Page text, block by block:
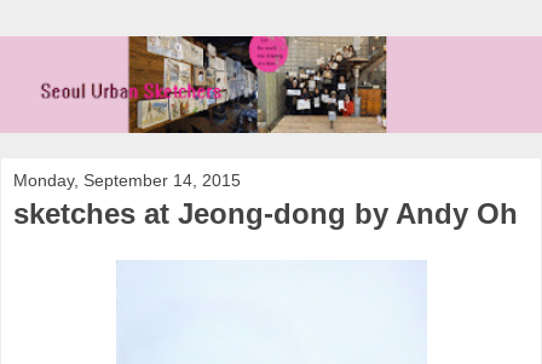
Monday, September 14, 2015
sketches at Jeong-dong by Andy Oh